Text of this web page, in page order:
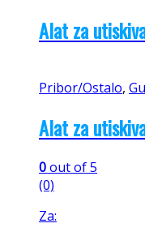
Alat za
Pribor/Ostalo,
Alat za
0out of 5
(0)
Za: